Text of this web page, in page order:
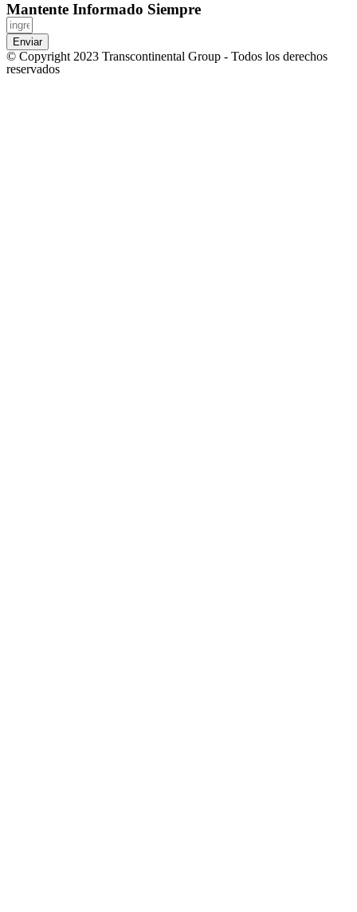
Mantente Informado Siempre
Enviar
© Copyright 2023 Transcontinental Group - Todos los derechos
reservados